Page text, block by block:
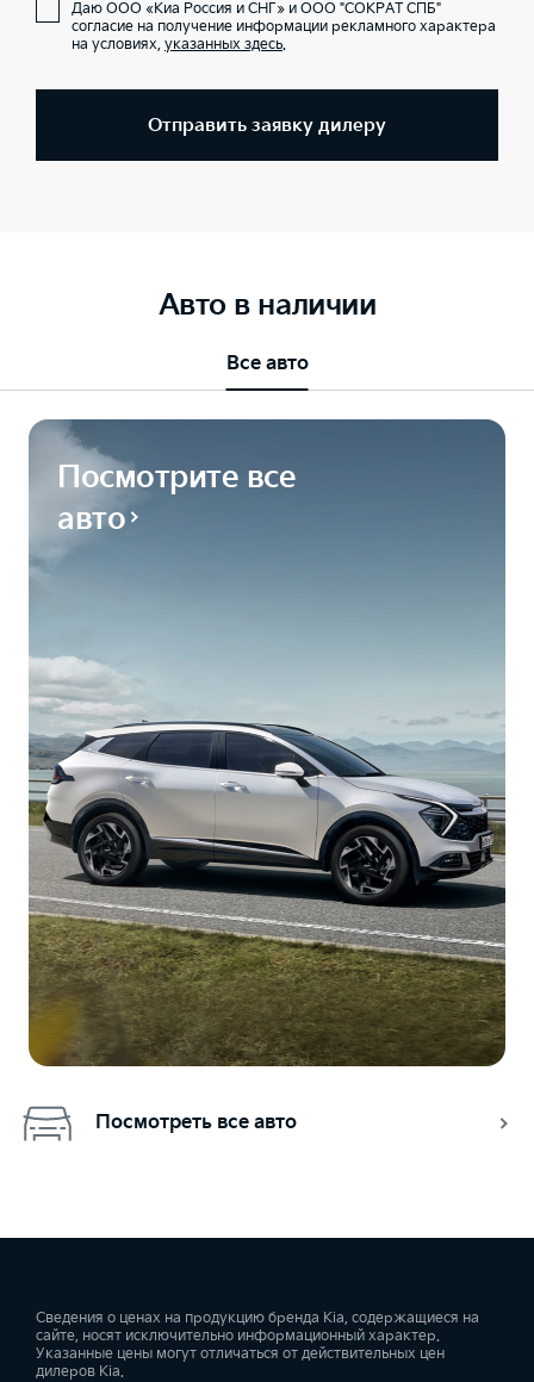
Даю ООО «Киа Россия и СНГ» и ООО "СОКРАТ СПБ"
согласие на получение информации рекламного характера
на условиях, указанных здесь.
Отправить заявку дилеру
Авто в наличии
Все авто
Посмотрите все
авто
Посмотреть все авто
Сведения о ценах на продукцию бренда Kia, содержащиеся на
сайте, носят исключительно информационный характер.
Указанные цены могут отличаться от действительных цен
дилеров Kia.